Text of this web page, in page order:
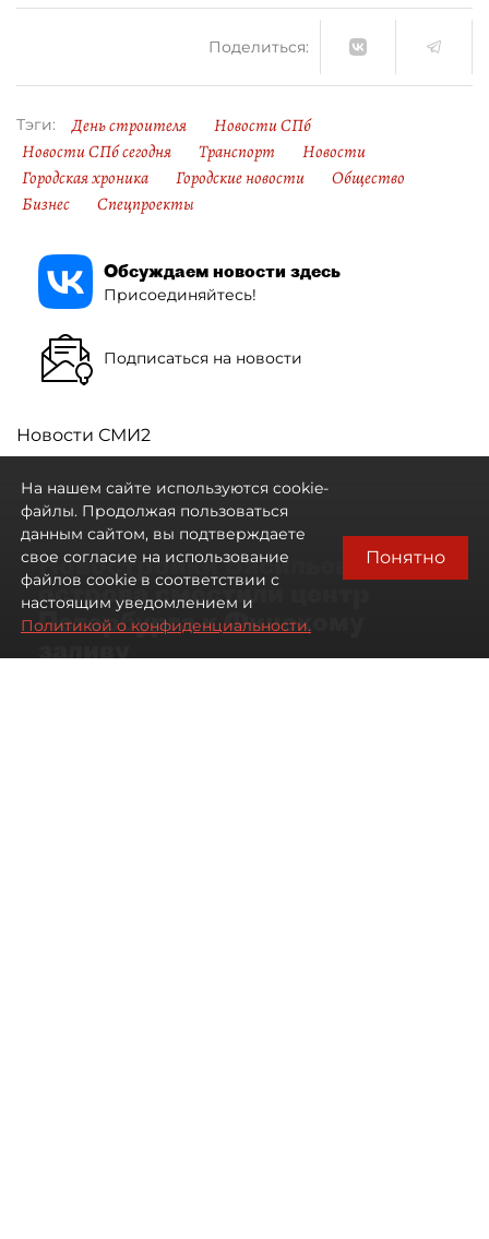
Поделиться:
Тэги: День строителя
Новости СПб
Новости СПб сегодня
Транспорт
Новости
Городская хроника
Городские новости
Общество
Бизнес
Спецпроекты
Обсуждаем новости здесь
Присоединяйтесь!
Подписаться на новости
Новости СМИ2
Новостройки Васильевского
острова сместили центр
Петербурга к Финскому
заливу
На нашем сайте используются cookie-
файлы. Продолжая пользоваться
данным сайтом, вы подтверждаете
свое согласие на использование
файлов cookie в соответствии с
настоящим уведомлением и
Политикой о конфиденциальности.
Понятно